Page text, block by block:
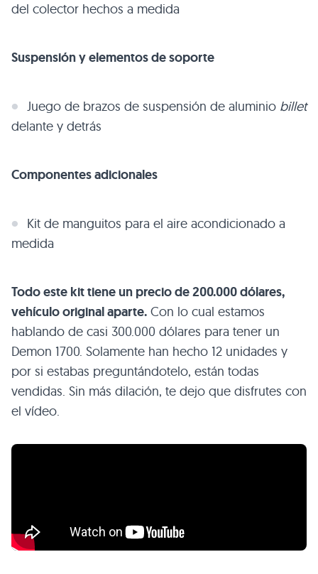
del colector hechos a medida
Suspensión y elementos de soporte
Juego de brazos de suspensión de aluminio billet
delante y detrás
Componentes adicionales
Kit de manguitos para el aire acondicionado a
medida
Todo este kit tiene un precio de 200.000 dólares,
vehículo original aparte. Con lo cual estamos
hablando de casi 300.000 dólares para tener un
Demon 1700. Solamente han hecho 12 unidades y
por si estabas preguntándotelo, están todas
vendidas. Sin más dilación, te dejo que disfrutes con
el vídeo.